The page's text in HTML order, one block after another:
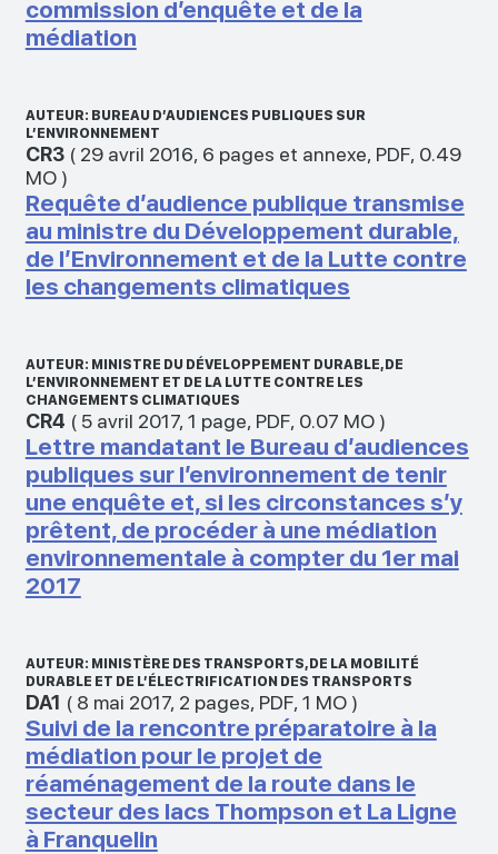
commission d’enquête et de la
médiation
AUTEUR: BUREAU D’AUDIENCES PUBLIQUES SUR
L’ENVIRONNEMENT
CR3( 29 avril 2016, 6 pages et annexe, PDF, 0.49
MO)
Requête d’audience publique transmise
au ministre du Développement durable,
de l’Environnement et de la Lutte contre
les changements climatiques
AUTEUR: MINISTRE DU DÉVELOPPEMENT DURABLE, DE
L’ENVIRONNEMENT ET DE LA LUTTE CONTRE LES
CHANGEMENTS CLIMATIQUES
CR4 ( 5 avril 2017, 1 page, PDF, 0.07 MO)
Lettre mandatant le Bureau d’audiences
publiques sur l’environnement de tenir
une enquête et, si les circonstances s’y
prêtent, de procéder à une médiation
environnementale à compter du 1er mai
2017
AUTEUR: MINISTÈRE DES TRANSPORTS, DE LA MOBILITÉ
DURABLE ET DE L’ÉLECTRIFICATION DES TRANSPORTS
DA1 ( 8 mai 2017, 2 pages, PDF, 1 MO)
Suivi de la rencontre préparatoire à la
médiation pour le projet de
réaménagement de la route dans le
secteur des lacs Thompson et La Ligne
à Franquelin